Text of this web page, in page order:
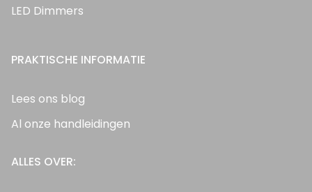
LED Dimmers
PRAKTISCHE INFORMATIE
Lees ons blog
Al onze handleidingen
ALLES OVER: